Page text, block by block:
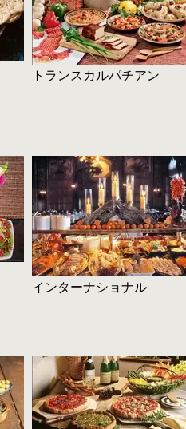
トランスカルパチアン
インターナショナル